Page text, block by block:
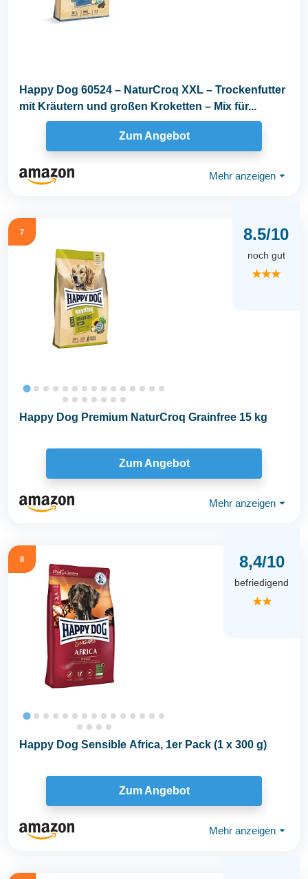
Happy Dog 60524 – NaturCroq XXL – Trockenfutter
mit Kräutern und großen Kroketten – Mix für...
Zum Angebot
Mehr anzeigen ⏷
7 8.5/10
noch gut
★★★
Happy Dog Premium NaturCroq Grainfree 15 kg
Zum Angebot
Mehr anzeigen ⏷
8 8,4/10
befriedigend
★★
Happy Dog Sensible Africa, 1er Pack (1 x 300 g)
Zum Angebot
Mehr anzeigen ⏷